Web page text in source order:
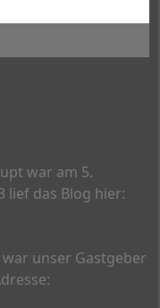
war am 5.
lief das Blog hier:
unser Gastgeber